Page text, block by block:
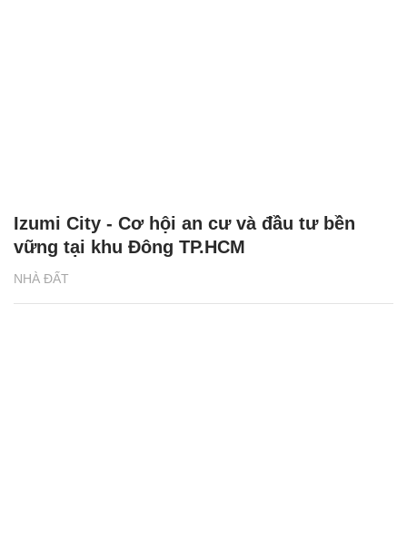
NHÀ ĐẤT
Izumi City - Cơ hội an cư và đầu tư bền
vững tại khu Đông TP.HCM